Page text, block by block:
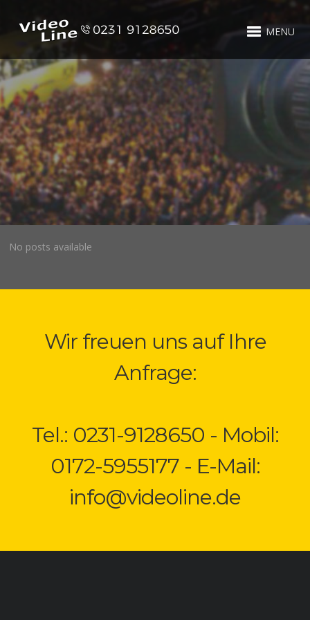
MENU
No posts available
Wir freuen uns auf Ihre
Anfrage:
Tel.: 0231-9128650 - Mobil:
0172-5955177 - E-Mail:
info@videoline.de